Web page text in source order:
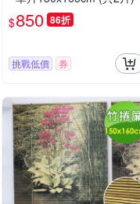
$850 86折
挑戰低價 券